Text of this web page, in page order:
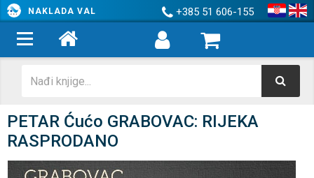
NAKLADA VAL +385 51 606-155
PETAR Ćućo GRABOVAC: RIJEKA
RASPRODANO